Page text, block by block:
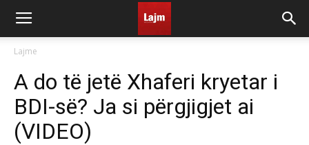
Lajme
A do të jetë Xhaferi kryetar i
BDI-së? Ja si përgjigjet ai
(VIDEO)